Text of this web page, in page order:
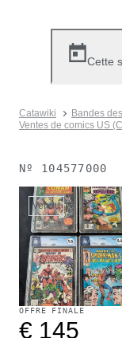
Cette
Catawiki Bandes
Ventes de comics US
Nº 104577000
Vendu
OFFRE FINALE
€ 145